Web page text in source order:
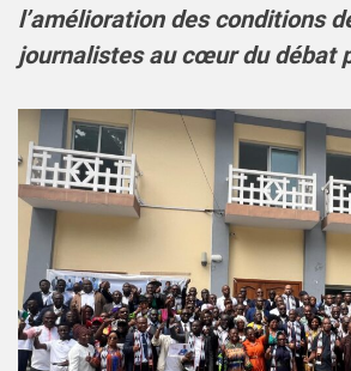
l’amélioration des conditions
journalistes au cœur du débat